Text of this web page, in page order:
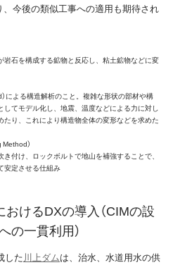
今後の類似工事への適用も期待され
岩石を構成する鉱物と反応し、粘土鉱物などに変
による構造解析のこと。複雑な形状の部材や構
てモデル化し、地震、温度などによる力に対し
り、これにより構造物全体の変形などを求めた
）
付け、ロックボルトで地山を補強することで、
安定させる仕組み
けるDXの導入（CIMの設
の一貫利用）
した川上ダムは、治水、水道用水の供